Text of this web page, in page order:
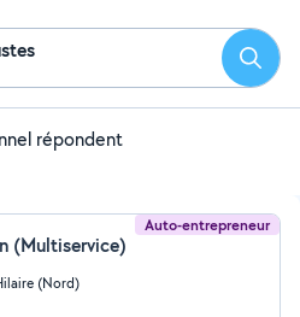
répondent
Auto-entrepreneur
(Multiservice)
(Nord)